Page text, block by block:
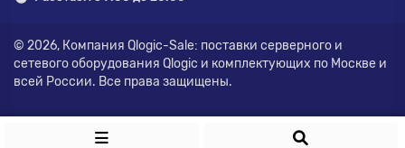
© 2026, Компания Qlogic-Sale: поставки серверного и
сетевого оборудования Qlogic и комплектующих по Москве и
всей России. Все права защищены.